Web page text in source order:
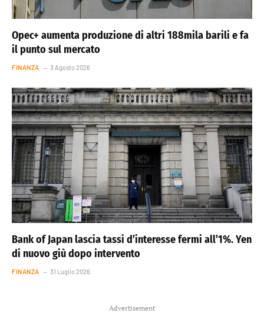
Opec+ aumenta produzione di altri 188mila barili e fa
il punto sul mercato
FINANZA 3 Agosto 2026
Bank of Japan lascia tassi d’interesse fermi all’1%. Yen
di nuovo giù dopo intervento
FINANZA 31 Luglio 2026
Advertisement